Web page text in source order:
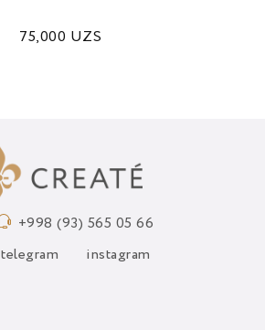
75,000 UZS
+998 (93) 565 05 66
telegram instagram